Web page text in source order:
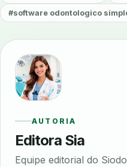
#software odontologico
AUTORIA
Editora Sia
Equipe editorial do